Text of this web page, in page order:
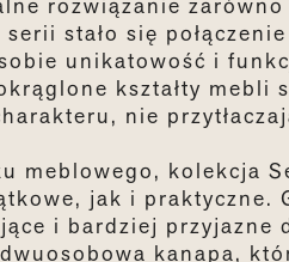
stało się
sobie unikatowość i
kształty mebli
nie
meblowego, kolekcja
jak i praktyczne.
i bardziej przyjazne
kanapa,